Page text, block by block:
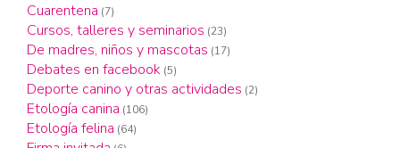
Cuarentena (7)
Cursos, talleres y seminarios (23)
De madres, niños y mascotas (17)
Debates en facebook (5)
Deporte canino y otras actividades (2)
Etología canina (106)
Etología felina (64)